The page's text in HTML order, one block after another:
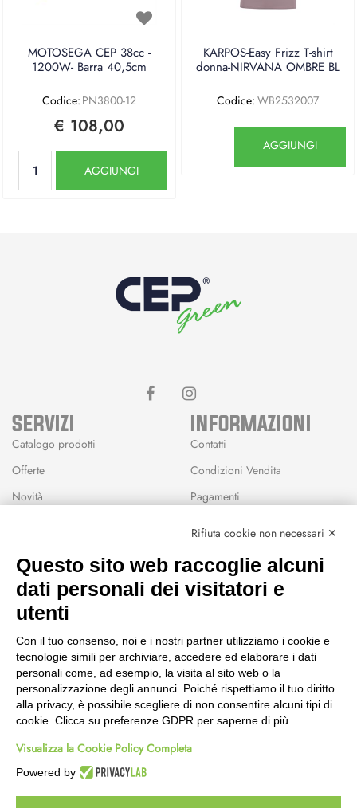
MOTOSEGA CEP 38cc -
1200W- Barra 40,5cm
Codice: PN3800-12
€ 108,00
AGGIUNGI
KARPOS-Easy Frizz T-shirt
donna-NIRVANA OMBRE BL
Codice: WB2532007
AGGIUNGI
SERVIZI
Catalogo prodotti
Offerte
Novità
Wishlist
INFORMAZIONI
Contatti
Condizioni Vendita
Pagamenti
CEP GREEN
Fanano (MO)
059 8676485
349 9202419
388 8659473
info@cepgreen.com
Orario
Dal lunedì al venerdì
8:00 – 12:30 / 13:30 - 19:00
Rifiuta cookie non necessari ✕
Questo sito web raccoglie alcuni
dati personali dei visitatori e
utenti
Con il tuo consenso, noi e i nostri partner utilizziamo i cookie e
tecnologie simili per archiviare, accedere ed elaborare i dati
personali come, ad esempio, la visita al sito web o la
personalizzazione degli annunci. Poiché rispettiamo il tuo diritto
alla privacy, è possibile scegliere di non consentire alcuni tipi di
cookie. Clicca su preferenze GDPR per saperne di più.
Visualizza la Cookie Policy Completa
Powered by